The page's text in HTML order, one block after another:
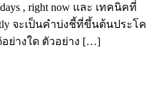
days , right now และ เทคนิคที่
จะเป็นคำบ่งชี้ที่ขึ้นต้นประโค
อย่างใด ตัวอย่าง […]